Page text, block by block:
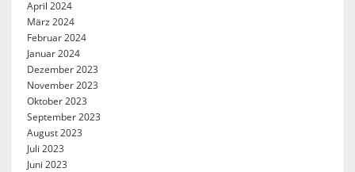
April 2024
März 2024
Februar 2024
Januar 2024
Dezember 2023
November 2023
Oktober 2023
September 2023
August 2023
Juli 2023
Juni 2023